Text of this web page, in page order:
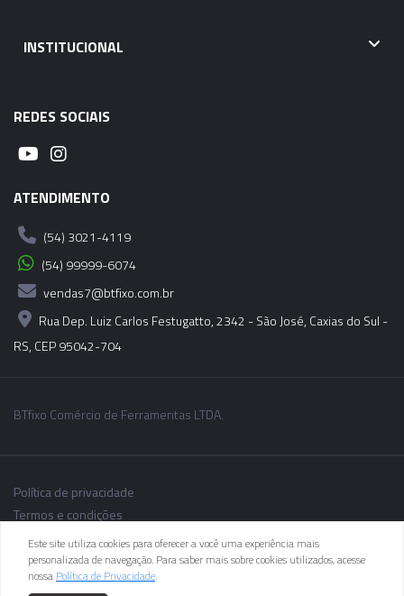
INSTITUCIONAL
REDES SOCIAIS
ATENDIMENTO
(54) 3021-4119
(54) 99999-6074
vendas7@btfixo.com.br
Rua Dep. Luiz Carlos Festugatto, 2342 - São José, Caxias do Sul -
RS, CEP 95042-704
BTfixo Comércio de Ferramentas LTDA.
Política de privacidade
Termos e condições
Este site utiliza cookies para oferecer a você uma experiência mais
personalizada de navegação. Para saber mais sobre cookies utilizados, acesse
nossa Política de Privacidade.